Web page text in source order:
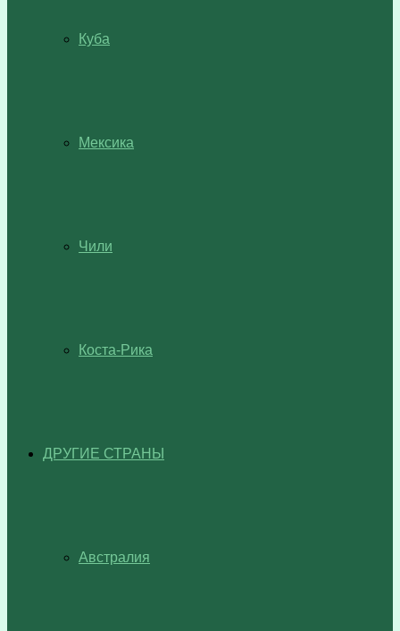
Куба
Мексика
Чили
Коста-Рика
ДРУГИЕ СТРАНЫ
Австралия